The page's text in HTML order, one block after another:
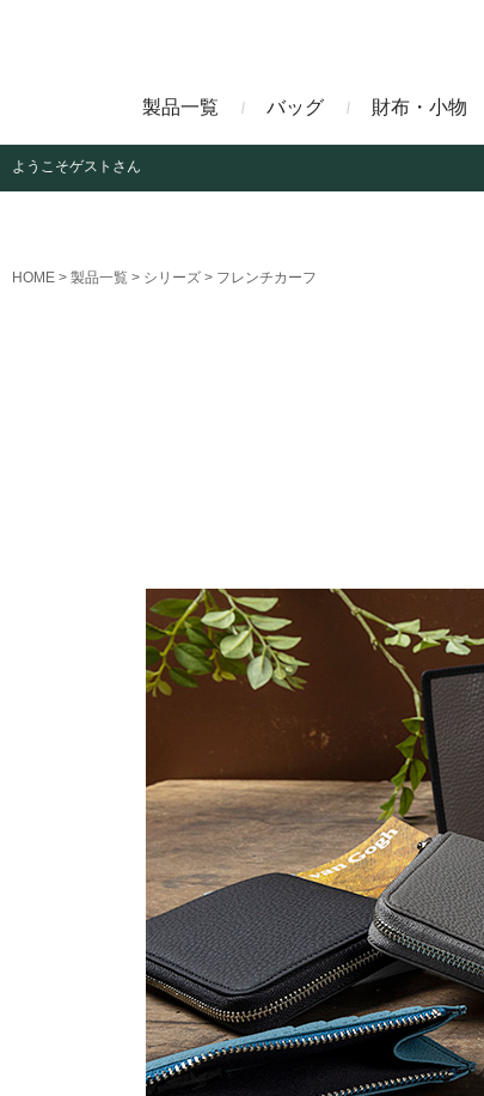
製品一覧 バッグ
ビジネスバッグ
クラッチバッグ
財布・小物
長財布
マネークリップ
アニリンコードバン
ファビオ
ようこそゲストさん
HOME 製品一覧 シリーズ フレンチカーフ